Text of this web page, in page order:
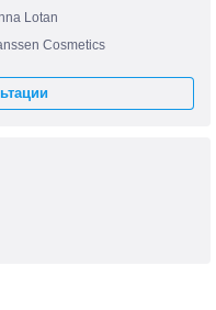
Lotan
Cosmetics